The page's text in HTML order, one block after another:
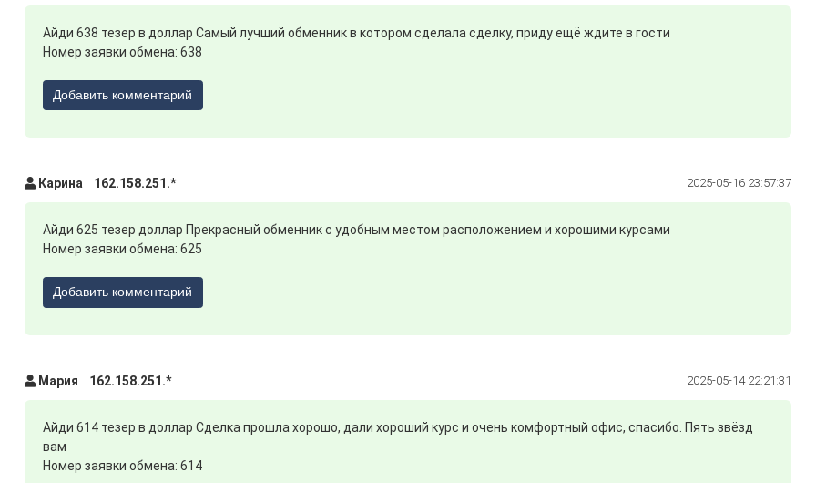
Айди 638 тезер в доллар Самый лучший обменник в котором сделала сделку, приду ещё ждите в гости
Номер заявки обмена: 638
Добавить комментарий
Карина 162.158.251.* 2025-05-16 23:57:37
Айди 625 тезер доллар Прекрасный обменник с удобным местом расположением и хорошими курсами
Номер заявки обмена: 625
Добавить комментарий
Мария 162.158.251.* 2025-05-14 22:21:31
Айди 614 тезер в доллар Сделка прошла хорошо, дали хороший курс и очень комфортный офис, спасибо. Пять звёзд
вам
Номер заявки обмена: 614